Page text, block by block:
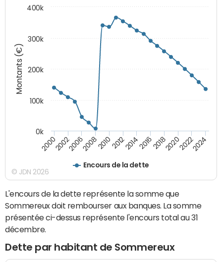
Montants (€)
Encours de la dette
200020022006200820102012201420162018202020222024
0k
100k
200k
300k
400k
© JDN 2026
L'encours de la dette représente la somme que
Sommereux doit rembourser aux banques. La somme
présentée ci-dessus représente l'encours total au 31
décembre.
Dette par habitant de Sommereux